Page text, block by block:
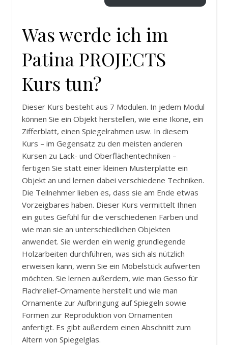
Was werde ich im
Patina PROJECTS
Kurs tun?
Dieser Kurs besteht aus 7 Modulen. In jedem Modul
können Sie ein Objekt herstellen, wie eine Ikone, ein
Zifferblatt, einen Spiegelrahmen usw. In diesem
Kurs – im Gegensatz zu den meisten anderen
Kursen zu Lack- und Oberflächentechniken –
fertigen Sie statt einer kleinen Musterplatte ein
Objekt an und lernen dabei verschiedene Techniken.
Die Teilnehmer lieben es, dass sie am Ende etwas
Vorzeigbares haben. Dieser Kurs vermittelt Ihnen
ein gutes Gefühl für die verschiedenen Farben und
wie man sie an unterschiedlichen Objekten
anwendet. Sie werden ein wenig grundlegende
Holzarbeiten durchführen, was sich als nützlich
erweisen kann, wenn Sie ein Möbelstück aufwerten
möchten. Sie lernen außerdem, wie man Gesso für
Flachrelief-Ornamente herstellt und wie man
Ornamente zur Aufbringung auf Spiegeln sowie
Formen zur Reproduktion von Ornamenten
anfertigt. Es gibt außerdem einen Abschnitt zum
Altern von Spiegelglas.